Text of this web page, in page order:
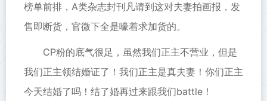
榜单前排，A类杂志封刊凡请到这对夫妻拍画报，发
售即断货，官微下全是嚎着求加货的。
CP粉的底气很足，虽然我们正主不营业，但是
我们正主领结婚证了！我们正主是真夫妻！你们正主
今天结婚了吗！结了婚再过来跟我们battle！